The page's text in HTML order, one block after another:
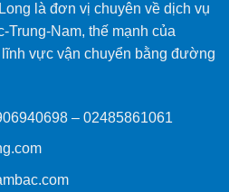
là đơn vị chuyên về dịch vụ
Trung-Nam, thế mạnh của
vực vận chuyển bằng đường
– 02485861061